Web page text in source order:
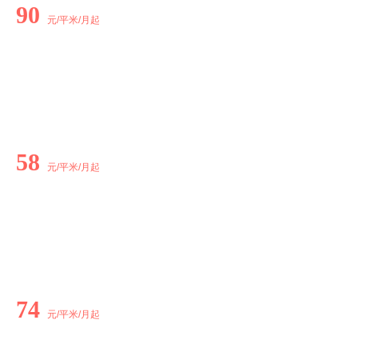
90 元/平米/月起
58 元/平米/月起
74 元/平米/月起